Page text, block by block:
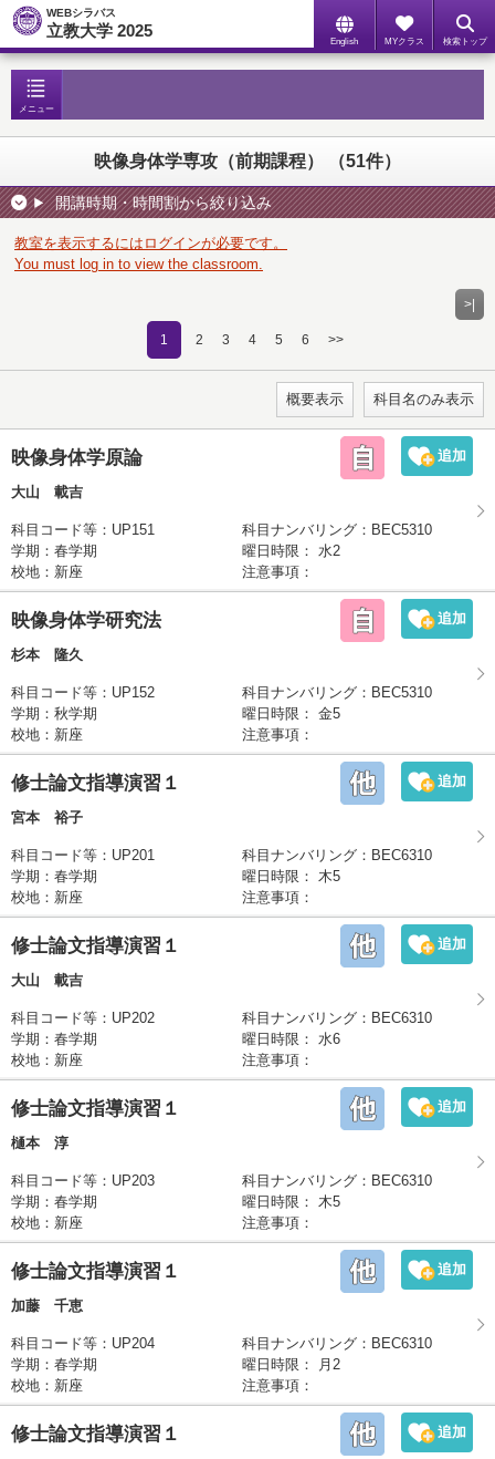
WEBシラバス
立教大学 2025
English MYクラス 検索トップ
メニュー
映像身体学専攻（前期課程） （51件）
開講時期・時間割から絞り込み
教室を表示するにはログインが必要です。
You must log in to view the classroom.
1 2 3 4 5 6 >>
>|
概要表示 科目名のみ表示
映像身体学原論
大山 載吉
科目コード等 ：UP151 科目ナンバリング：BEC5310
学期 ： 春学期 曜日時限 ： 水2
校地 ： 新座 注意事項：
映像身体学研究法
杉本 隆久
科目コード等 ：UP152 科目ナンバリング：BEC5310
学期 ： 秋学期 曜日時限 ： 金5
校地 ： 新座 注意事項：
修士論文指導演習１
宮本 裕子
科目コード等 ：UP201 科目ナンバリング：BEC6310
学期 ： 春学期 曜日時限 ： 木5
校地 ： 新座 注意事項：
修士論文指導演習１
大山 載吉
科目コード等 ：UP202 科目ナンバリング：BEC6310
学期 ： 春学期 曜日時限 ： 水6
校地 ： 新座 注意事項：
修士論文指導演習１
樋本 淳
科目コード等 ：UP203 科目ナンバリング：BEC6310
学期 ： 春学期 曜日時限 ： 木5
校地 ： 新座 注意事項：
修士論文指導演習１
加藤 千恵
科目コード等 ：UP204 科目ナンバリング：BEC6310
学期 ： 春学期 曜日時限 ：
月2
校地 ： 新座 注意事項：
修士論文指導演習１